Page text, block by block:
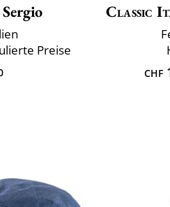
Sergio
Preise
Classic
CHF